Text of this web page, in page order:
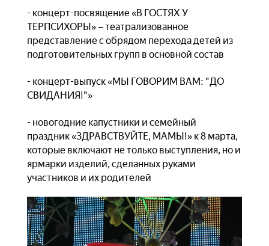
- концерт-посвящение «В ГОСТЯХ У
ТЕРПСИХОРЫ» – театрализованное
представление с обрядом перехода детей из
подготовительных групп в основной состав
- концерт-выпуск «МЫ ГОВОРИМ ВАМ: "ДО
СВИДАНИЯ!"»
- новогодние капустники и семейный
праздник «ЗДРАВСТВУЙТЕ, МАМЫ!» к 8 марта,
которые включают не только выступления, но и
ярмарки изделий, сделанных руками
участников и их родителей